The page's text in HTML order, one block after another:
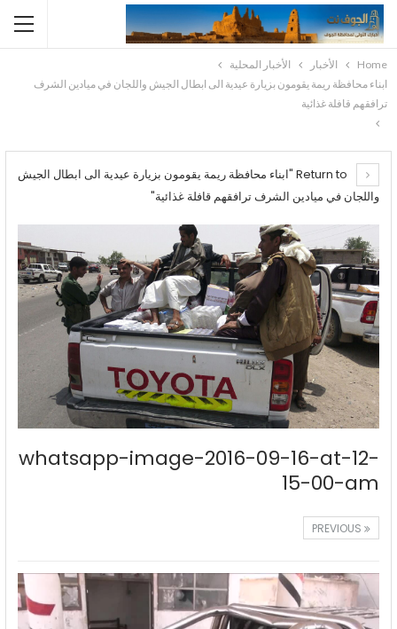
Home الأخبار
الأخبار المحلية
ابناء محافظة ريمة يقومون بزيارة عيدية الى ابطال الجيش واللجان في ميادين الشرف
ترافقهم قافلة غذائية
Return to "ابناء محافظة ريمة يقومون بزيارة عيدية الى ابطال الجيش
واللجان في ميادين الشرف ترافقهم قافلة غذائية"
whatsapp-image-2016-09-16-at-12-
15-00-am